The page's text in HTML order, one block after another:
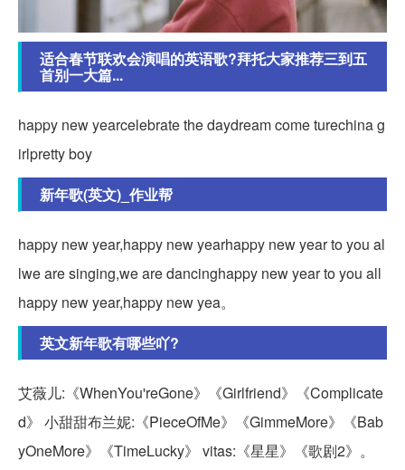
适合春节联欢会演唱的英语歌?拜托大家推荐三到五
首别一大篇...
happy new yearcelebrate the daydream come turechina g
irlpretty boy
新年歌(英文)_作业帮
happy new year,happy new yearhappy new year to you al
lwe are singing,we are dancinghappy new year to you all
happy new year,happy new yea。
英文新年歌有哪些吖?
艾薇儿:《WhenYou'reGone》《Girlfriend》《Complicate
d》 小甜甜布兰妮:《PieceOfMe》《GimmeMore》《Bab
yOneMore》《TimeLucky》 vitas:《星星》《歌剧2》。